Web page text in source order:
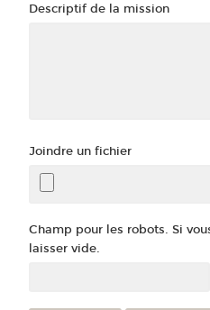
Descriptif de la mission
Joindre un fichier
Champ pour les robots. Si
laisser vide.